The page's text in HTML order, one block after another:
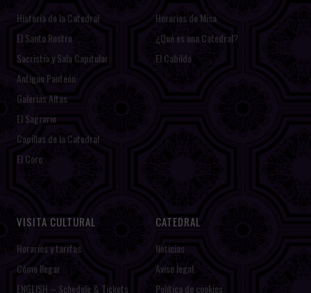
Historia de la Catedral
El Santo Rostro
Sacristía y Sala Capitular
Antiguo Panteón
Galerías Altas
El Sagrario
Capillas de la Catedral
El Coro
Horarios de Misa
¿Qué es una Catedral?
El Cabildo
VISITA CULTURAL
Horarios y tarifas
Cómo llegar
ENGLISH – Schedule & Tickets
CATEDRAL
Noticias
Aviso legal
Política de cookies